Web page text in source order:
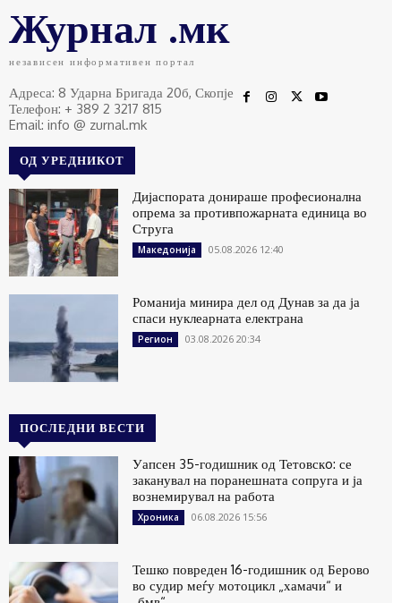
Журнал .мк
независен информативен портал
Адреса: 8 Ударна Бригада 20б, Скопје
Телефон: + 389 2 3217 815
Email: info @ zurnal.mk
ОД УРЕДНИКОТ
Дијаспората донираше професионална
опрема за противпожарната единица во
Струга
Македонија 05.08.2026 12:40
Романија минира дел од Дунав за да ја
спаси нуклеарната електрана
Регион 03.08.2026 20:34
ПОСЛЕДНИ ВЕСТИ
Уапсен 35-годишник од Тетовскo: се
заканувал на поранешната сопруга и ја
вознемирувал на работа
Хроника 06.08.2026 15:56
Тешко повреден 16-годишник од Берово
во судир меѓу мотоцикл „хамачи“ и